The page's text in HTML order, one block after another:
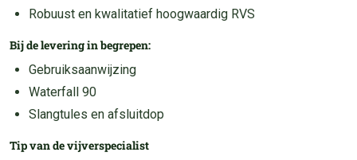
Robuust en kwalitatief hoogwaardig RVS
Bij de levering in begrepen:
Gebruiksaanwijzing
Waterfall 90
Slangtules en afsluitdop
Tip van de vijverspecialist